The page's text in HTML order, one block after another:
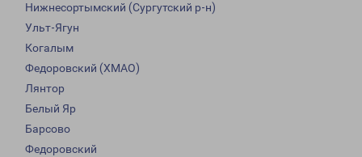
Нижнесортымский (Сургутский р-н)
Ульт-Ягун
Когалым
Федоровский (ХМАО)
Лянтор
Белый Яр
Барсово
Федоровский